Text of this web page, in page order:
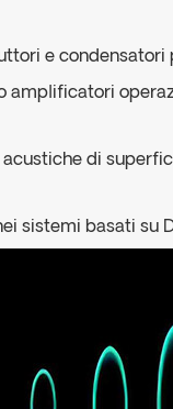
e
amplificatori
di
sistemi basati su